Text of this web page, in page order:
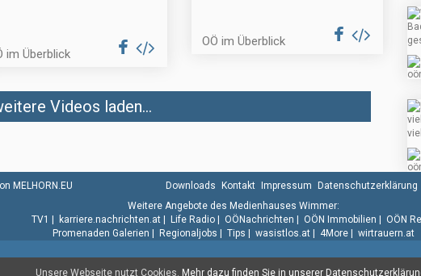
im Überblick
OÖ im Überblick
Videos laden...
Unsere Webseite nutzt Cookies. Mehr dazu finden Sie in unserer
MELHORN.EU Downloads Kontakt Impressum Datenschutzerklärung
Weitere Angebote des Medienhauses Wimmer:
TV1 | karriere.nachrichten.at | Life Radio | OÖNachrichten | OÖN Immobilien | OÖN
Promenaden Galerien | Regionaljobs | Tips | wasistlos.at | 4More | wirtrauern.at